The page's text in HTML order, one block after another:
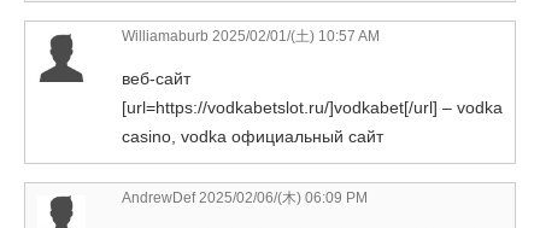
Williamaburb 2025/02/01/(土) 10:57 AM
веб-сайт
[url=https://vodkabetslot.ru/]vodkabet[/url] – vodka
casino, vodka официальный сайт
AndrewDef2025/02/06/(木) 06:09 PM